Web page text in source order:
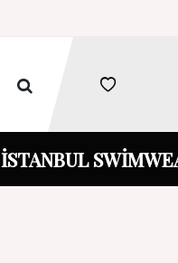
İSTANBUL